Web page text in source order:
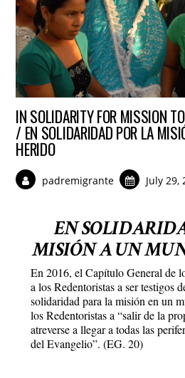
IN SOLIDARITY FOR MISSION
/ EN SOLIDARIDAD POR LA
HERIDO
padremigrante July 29,
EN
MISIÓN A UN
En 2016, el Capítulo General de
a los Redentoristas a ser testigos
solidaridad para la misión en un
los Redentoristas a “salir de la
atreverse a llegar a todas las
del Evangelio”. (EG. 20)